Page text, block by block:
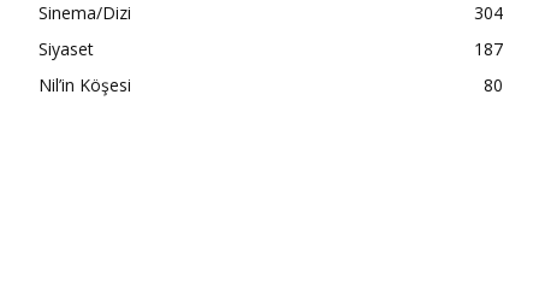
Sinema/Dizi
304
Siyaset
187
Nil’in Köşesi
80